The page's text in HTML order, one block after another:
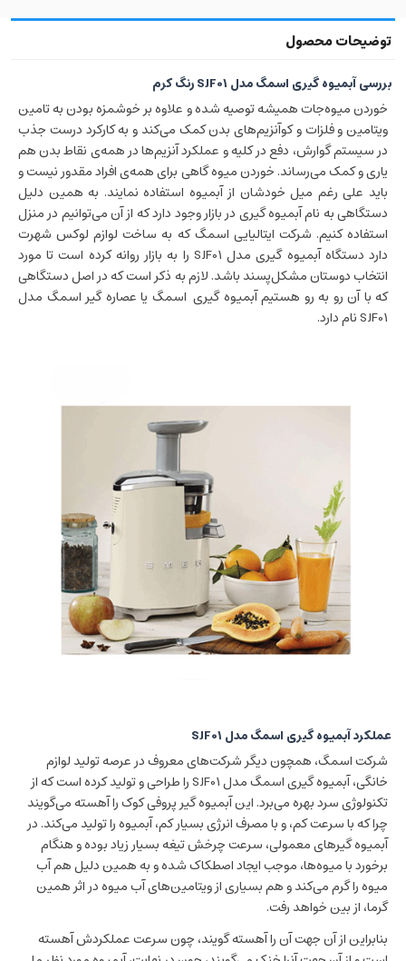
بررسی آبمیوه گیری اسمگ مدل SJF01 رنگ کرم
خوردن میوه‌جات همیشه توصیه شده و علاوه بر خوشمزه بودن به تامین
ویتامین و فلزات و کوآنزیم‌های بدن کمک می‌کند و به کارکرد درست جذب
در سیستم گوارش، دفع در کلیه و عملکرد آنزیم‌ها در همه‌ی نقاط بدن هم
یاری و کمک می‌رساند. خوردن میوه گاهی برای همه‌ی افراد مقدور نیست و
باید علی رغم میل خودشان از آبمیوه استفاده نمایند. به همین دلیل
دستگاهی به نام آبمیوه گیری در بازار وجود دارد که از آن می‌توانیم در منزل
استفاده کنیم. شرکت ایتالیایی اسمگ که به ساخت لوازم لوکس شهرت
دارد دستگاه آبمیوه گیری مدل SJF01 را به بازار روانه کرده است تا مورد
انتخاب دوستان مشکل‌پسند باشد. لازم به ذکر است که در اصل دستگاهی
که با آن رو به رو هستیم آبمیوه گیری اسمگ یا عصاره گیر اسمگ مدل
SJF01 نام دارد.
عملکرد آبمیوه گیری اسمگ مدل SJF01
شرکت اسمگ، همچون دیگر شرکت‌های معروف در عرصه تولید لوازم
خانگی، آبمیوه گیری اسمگ مدل SJF01 را طراحی و تولید کرده است که از
تکنولوژی سرد بهره می‌برد. این آبمیوه گیر پروفی کوک را آهسته می‌گویند
چرا که با سرعت کم، و با مصرف انرژی بسیار کم، آبمیوه را تولید می‌کند. در
آبمیوه گیرهای معمولی، سرعت چرخش تیغه بسیار زیاد بوده و هنگام
برخورد با میوه‌ها، موجب ایجاد اصطکاک شده و به همین دلیل هم آب
میوه را گرم می‌کند و هم بسیاری از ویتامین‌های آب میوه در اثر همین
گرما، از بین خواهد رفت.
بنابراین از آن جهت آن را آهسته گویند، چون سرعت عملکردش آهسته